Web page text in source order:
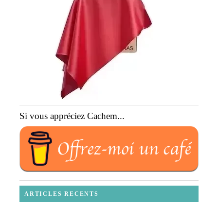
Si vous appréciez Cachem...
ARTICLES RECENTS